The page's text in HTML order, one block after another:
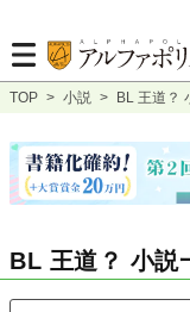
TOP > 小説 > BL 王道？
BL 王道？ 小説